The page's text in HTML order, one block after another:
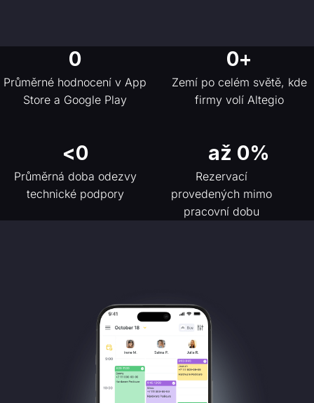
0
Průměrné hodnocení v App
Store a Google Play
0+
Zemí po celém světě, kde
firmy volí Altegio
<0
Průměrná doba odezvy
technické podpory
až 0%
Rezervací
provedených mimo
pracovní dobu